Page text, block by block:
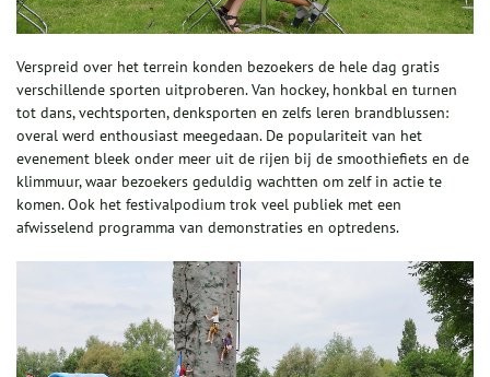
Verspreid over het terrein konden bezoekers de hele dag gratis
verschillende sporten uitproberen. Van hockey, honkbal en turnen
tot dans, vechtsporten, denksporten en zelfs leren brandblussen:
overal werd enthousiast meegedaan. De populariteit van het
evenement bleek onder meer uit de rijen bij de smoothiefiets en de
klimmuur, waar bezoekers geduldig wachtten om zelf in actie te
komen. Ook het festivalpodium trok veel publiek met een
afwisselend programma van demonstraties en optredens.